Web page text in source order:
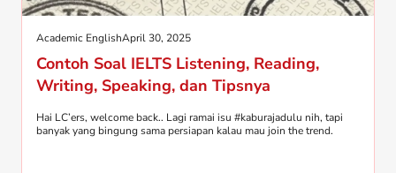
Academic EnglishApril 30, 2025
Contoh Soal IELTS Listening, Reading,
Writing, Speaking, dan Tipsnya
Hai LC’ers, welcome back.. Lagi ramai isu #kaburajadulu nih, tapi
banyak yang bingung sama persiapan kalau mau join the trend.